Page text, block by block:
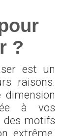
?
est un
raisons.
à vos
des motifs
extrême.